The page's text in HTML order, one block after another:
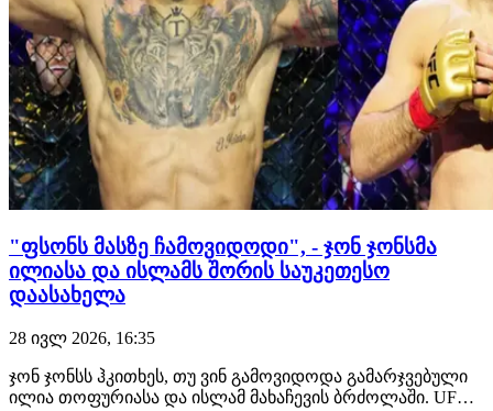
"ფსონს მასზე ჩამოვიდოდი", - ჯონ ჯონსმა
ილიასა და ისლამს შორის საუკეთესო
დაასახელა
28 ივლ 2026, 16:35
ჯონ ჯონსს ჰკითხეს, თუ ვინ გამოვიდოდა გამარჯვებული
ილია თოფურიასა და ისლამ მახაჩევის ბრძოლაში. UFC-